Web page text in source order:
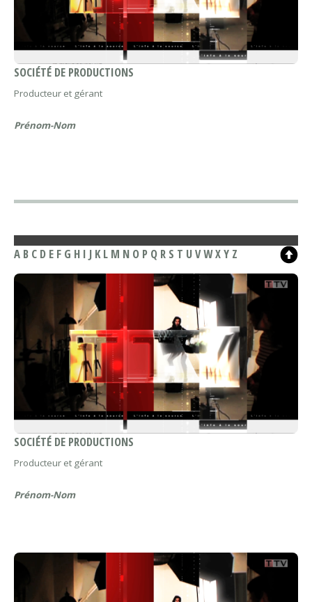
SOCIÉTÉ DE PRODUCTIONS
Producteur et gérant
Prénom-Nom
A B C D E F G H I J K L M N O P Q R S T UVWXY Z
SOCIÉTÉ DE PRODUCTIONS
Producteur et gérant
Prénom-Nom